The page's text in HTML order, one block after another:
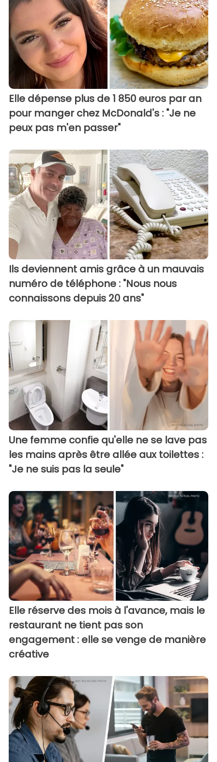
Elle dépense plus de 1 850 euros par an
pour manger chez McDonald's : "Je ne
peux pas m'en passer"
Ils deviennent amis grâce à un mauvais
numéro de téléphone : "Nous nous
connaissons depuis 20 ans"
Une femme confie qu'elle ne se lave pas
les mains après être allée aux toilettes :
"Je ne suis pas la seule"
Elle réserve des mois à l'avance, mais le
restaurant ne tient pas son
engagement : elle se venge de manière
créative